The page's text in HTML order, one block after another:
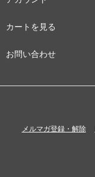
カートを見る
お問い合わせ
メルマガ登録・解除